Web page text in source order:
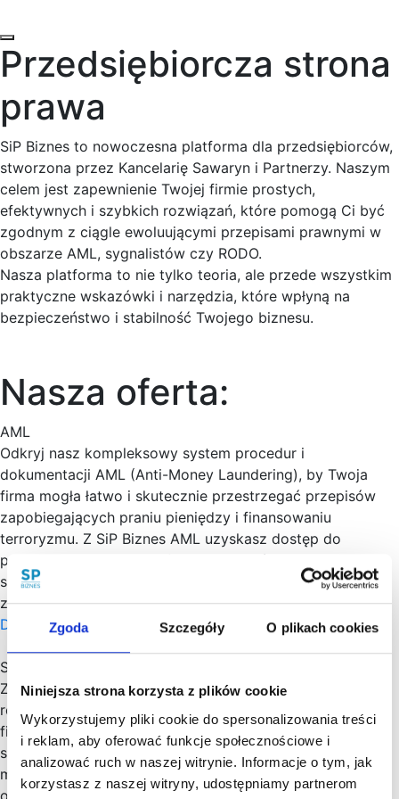
Zgoda Szczegóły O plikach cookies
Niniejsza strona korzysta z plików cookie
Wykorzystujemy pliki cookie do spersonalizowania treści
i reklam, aby oferować funkcje społecznościowe i
analizować ruch w naszej witrynie. Informacje o tym, jak
korzystasz z naszej witryny, udostępniamy partnerom
Przedsiębiorcza strona
prawa
SiP Biznes to nowoczesna platforma dla przedsiębiorców,
stworzona przez Kancelarię Sawaryn i Partnerzy. Naszym
celem jest zapewnienie Twojej firmie prostych,
efektywnych i szybkich rozwiązań, które pomogą Ci być
zgodnym z ciągle ewoluującymi przepisami prawnymi w
obszarze AML, sygnalistów czy RODO.
Nasza platforma to nie tylko teoria, ale przede wszystkim
praktyczne wskazówki i narzędzia, które wpłyną na
bezpieczeństwo i stabilność Twojego biznesu.
Nasza oferta:
AML
Odkryj nasz kompleksowy system procedur i
dokumentacji AML (Anti-Money Laundering), by Twoja
firma mogła łatwo i skutecznie przestrzegać przepisów
zapobiegających praniu pieniędzy i finansowaniu
terroryzmu. Z SiP Biznes AML uzyskasz dostęp do
procedur, narzędzi oraz formularzy, które umożliwią Ci
szybką weryfikację klientów i zgodne z prawem
zabezpieczenie Twojej działalności.
Dowiedz się więcej
System Obsługi Sygnalistów
Zapraszamy do skorzystania z naszego innowacyjnego
rozwiązania zaprojektowanego tak, by ułatwić Twojej
firmie spełnienie obowiązków, związanych z obsługą
sygnalistów. Nasza Kancelaria opracowała system, który
maksymalizuje prostotę procesów, jednocześnie
odciążając Cię od związanych z tym obowiązków